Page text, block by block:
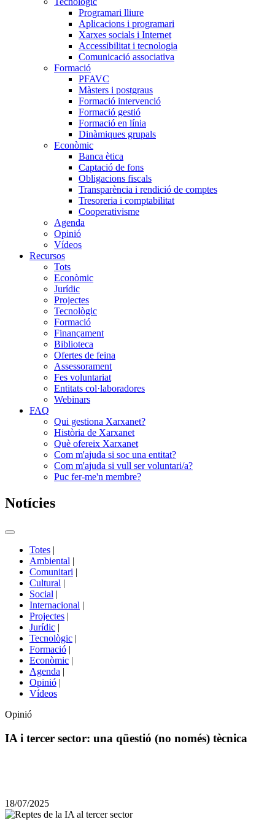
Programari lliure
Aplicacions i programari
Xarxes socials i Internet
Accessibilitat i tecnologia
Comunicació associativa
Formació
PFAVC
Màsters i postgraus
Formació intervenció
Formació gestió
Formació en línia
Dinàmiques grupals
Econòmic
Banca ètica
Captació de fons
Obligacions fiscals
Transparència i rendició de comptes
Tresoreria i comptabilitat
Cooperativisme
Agenda
Opinió
Vídeos
Recursos
Tots
Econòmic
Jurídic
Projectes
Tecnològic
Formació
Finançament
Biblioteca
Ofertes de feina
Assessorament
Fes voluntariat
Entitats col·laboradores
Webinars
FAQ
Qui gestiona Xarxanet?
Història de Xarxanet
Què ofereix Xarxanet
Com m'ajuda si soc una entitat?
Com m'ajuda si vull ser voluntari/a?
Puc fer-me'n membre?
Notícies
Commutador
portals
Totes |
Ambiental |
Comunitari |
Cultural |
Social |
Internacional |
Projectes |
Jurídic |
Tecnològic |
Formació |
Econòmic |
Agenda |
Opinió |
Vídeos
Opinió
IA i tercer sector: una qüestió (no només) tècnica
en
altres
18/07/2025